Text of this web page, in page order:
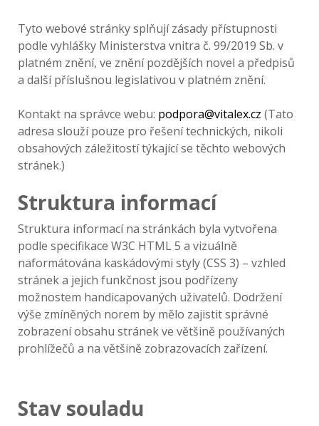
Tyto webové stránky splňují zásady přístupnosti
podle vyhlášky Ministerstva vnitra č. 99/2019 Sb. v
platném znění, ve znění pozdějších novel a předpisů
a další příslušnou legislativou v platném znění.
Kontakt na správce webu: podpora@vitalex.cz (Tato
adresa slouží pouze pro řešení technických, nikoli
obsahových záležitostí týkající se těchto webových
stránek.)
Struktura informací
Struktura informací na stránkách byla vytvořena
podle specifikace W3C HTML 5 a vizuálně
naformátována kaskádovými styly (CSS 3) – vzhled
stránek a jejich funkčnost jsou podřízeny
možnostem handicapovaných uživatelů. Dodržení
výše zmíněných norem by mělo zajistit správné
zobrazení obsahu stránek ve většině používaných
prohlížečů a na většině zobrazovacích zařízení.
Stav souladu